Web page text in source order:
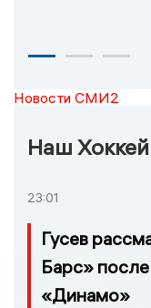
Новости СМИ2
Наш Хоккей
23:01
Гусев
Барс»
«Динамо»